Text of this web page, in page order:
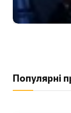
Популярні